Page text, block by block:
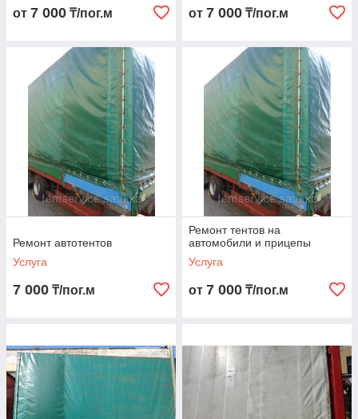
от 7 000 ₸/пог.м от 7 000 ₸/пог.м
Ремонт автотентов
Услуга
7 000 ₸/пог.м
Ремонт тентов на
автомобили и прицепы
Услуга
от 7 000 ₸/пог.м